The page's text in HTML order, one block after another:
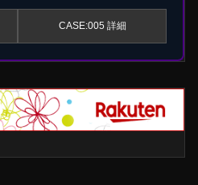
CASE:005 詳細